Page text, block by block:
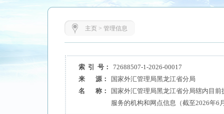
主页> 管理信息
索 引 号：
72688507-1-2026-00017
来 源：
国家外汇管理局黑龙江省分局
名 称：
国家外汇管理局黑龙江省分局辖内目
服务的机构和网点信息（截至2026年6